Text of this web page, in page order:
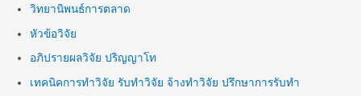
วิทยานิพนธ์การตลาด
หัวข้อวิจัย
อภิปรายผลวิจัย ปริญญาโท
เทคนิคการทำวิจัย รับทำวิจัย จ้างทำวิจัย ปรึกษาการรับทำ